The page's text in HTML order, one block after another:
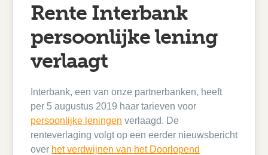
Rente Interbank
persoonlijke lening
verlaagt
Interbank, een van onze partnerbanken, heeft
per 5 augustus 2019 haar tarieven voor
persoonlijke leningen verlaagd. De
renteverlaging volgt op een eerder nieuwsbericht
over het verdwijnen van het Doorlopend